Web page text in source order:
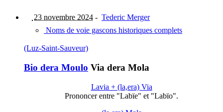
23 novembre 2024 - Tederic Merger
Noms de voie gascons historiques complets
(Luz-Saint-Sauveur)
Bio dera Moulo Via dera Mola
Lavia + (la,era) Via
Prononcer entre "Labïe" et "Labïo".